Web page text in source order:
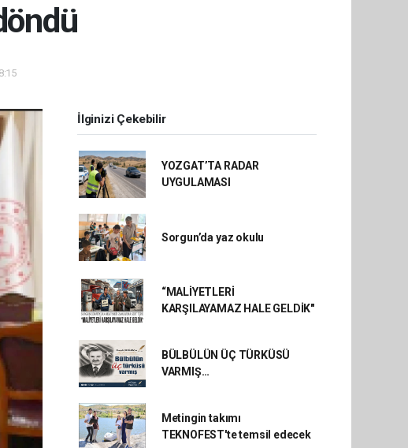
İlginizi Çekebilir
YOZGAT’TA RADAR
UYGULAMASI
Sorgun’da yaz okulu
“MALİYETLERİ
KARŞILAYAMAZ HALE GELDİK"
BÜLBÜLÜN ÜÇ TÜRKÜSÜ
VARMIŞ…
Metingin takımı
TEKNOFEST'te temsil edecek